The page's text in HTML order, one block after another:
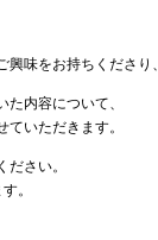
味をお持ちくださり、
内容について、
いただきます。
さい。
。